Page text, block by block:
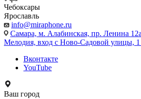
Чебоксары
Ярославль
info@miraphone.ru
Самара, м. Алабинская, пр. Ленина
Мелодия, вход с Ново-Садовой улицы, 1
Вконтакте
YouTube
Ваш город